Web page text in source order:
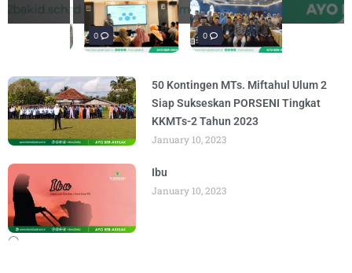
penguatan materi bertajuk "Praktik Baik
BY ADMIN AUGUST 6, 2026
penguatan materi "Re-Branding
BY ADMIN AUGUST 5, 2026
materi Literasi Digital yang
BY ADMIN AUGUST 5, 2026
Madrasah" pada
ADMIN AUGUST 4, 2026
Keagamaan
ADMIN AUGUST 3, 2026
materi “Pengembangan Ekosistem
BY ADMIN AUGUST 6, 2026
penguatan materi bertajuk "Praktik Baik
BY ADMIN AUGUST 6, 2026
0 0
50 Kontingen MTs. Miftahul Ulum 2
Siap Sukseskan PORSENI Tingkat
KKMTs-2 Tahun 2023
January 10, 2023
Ibu
January 10, 2023